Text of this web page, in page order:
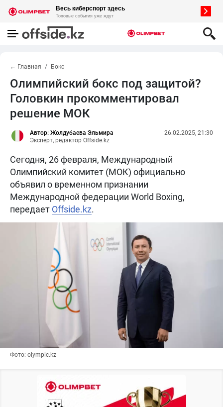
← Главная Бокс
Олимпийский бокс под защитой?
Головкин прокомментировал
решение МОК
Автор: Жолдубаева Эльмира
Эксперт, редактор Offside.kz
26.02.2025, 21:30
Сегодня, 26 февраля, Международный
Олимпийский комитет (МОК) официально
объявил о временном признании
Международной федерации World Boxing,
передает Offside.kz.
Фото: olympic.kz